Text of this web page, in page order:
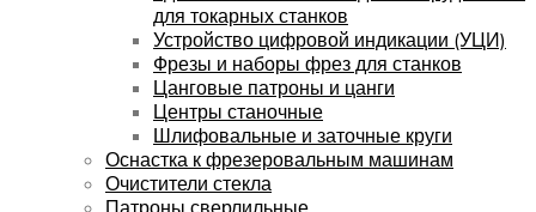
для токарных станков
Устройство цифровой индикации (УЦИ)
Фрезы и наборы фрез для станков
Цанговые патроны и цанги
Центры станочные
Шлифовальные и заточные круги
Оснастка к фрезеровальным машинам
Очистители стекла
Патроны сверлильные